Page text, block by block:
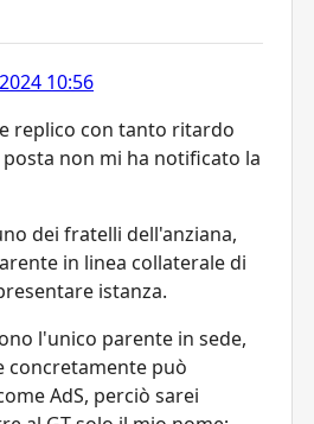
10:56
replico con tanto ritardo
non mi ha notificato la
dei fratelli dell'anziana,
in linea collaterale di
istanza.
l'unico parente in sede,
concretamente può
AdS, perciò sarei